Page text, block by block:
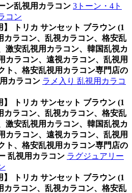
ン乱視用カラコン 3トーン・4ト
コン
】 トリカ サンセット ブラウン (1
カラコン、乱視カラコン、格安乱
激安乱視用カラコン、韓国乱視カ
カラコン、遠視カラコン、乱視用
ト、格安乱視用カラコン専門店の
カラコン ラメ入り 乱視用カラコ
】 トリカ サンセット ブラウン (1
カラコン、乱視カラコン、格安乱
激安乱視用カラコン、韓国乱視カ
カラコン、遠視カラコン、乱視用
ト、格安乱視用カラコン専門店の
乱視用カラコン ラグジュアリー
】 トリカ サンセット ブラウン (1
カラコン、乱視カラコン、格安乱